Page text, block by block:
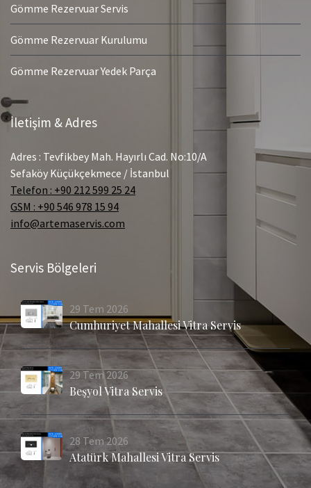
Gömme Rezervuar Servis
Gömme Rezervuar Kurulumu
Gömme Rezervuar Yedek Parça
İletişim & Adres
Adres : Tevfikbey Mah. Hayırlı Cad. No:10/A
Sefaköy Küçükçekmece / İstanbul
Telefon : +90 212 599 25 24
GSM : +90 546 978 15 94
info@artemaservis.com
Servis Bölgeleri
29 Tem 2026
Cumhuriyet Mahallesi Vitra Servis
29Tem2026
Beşyol Vitra Servis
28 Tem 2026
Atatürk Mahallesi Vitra Servis